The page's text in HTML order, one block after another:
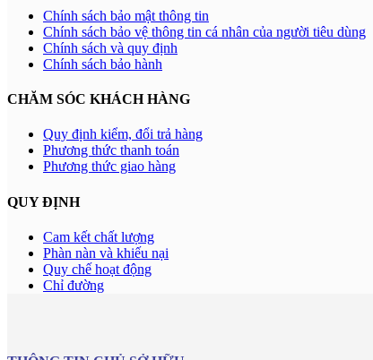
Chính sách bảo mật thông tin
Chính sách bảo vệ thông tin cá nhân của người tiêu dùng
Chính sách và quy định
Chính sách bảo hành
CHĂM SÓC KHÁCH HÀNG
Quy định kiểm, đổi trả hàng
Phương thức thanh toán
Phương thức giao hàng
QUY ĐỊNH
Cam kết chất lượng
Phàn nàn và khiếu nại
Quy chế hoạt động
Chỉ đường